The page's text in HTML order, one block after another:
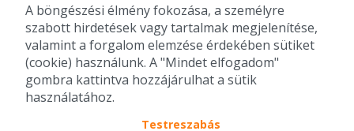
2010-2026 Copyright - Falatozz.hu - Diston-line Kft.
Pizza, gyros, hamburger, menük kedvező áron, egy helyen az összes
étterem ajánlata.
A böngészési élmény fokozása, a személyre
szabott hirdetések vagy tartalmak megjelenítése,
valamint a forgalom elemzése érdekében sütiket
(cookie) használunk. A "Mindet elfogadom"
gombra kattintva hozzájárulhat a sütik
használatához.
Testreszabás